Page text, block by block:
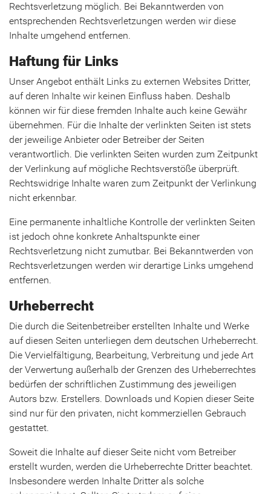
Rechtsverletzung möglich. Bei Bekanntwerden von
entsprechenden Rechtsverletzungen werden wir diese
Inhalte umgehend entfernen.
Haftung für Links
Unser Angebot enthält Links zu externen Websites Dritter,
auf deren Inhalte wir keinen Einfluss haben. Deshalb
können wir für diese fremden Inhalte auch keine Gewähr
übernehmen. Für die Inhalte der verlinkten Seiten ist stets
der jeweilige Anbieter oder Betreiber der Seiten
verantwortlich. Die verlinkten Seiten wurden zum Zeitpunkt
der Verlinkung auf mögliche Rechtsverstöße überprüft.
Rechtswidrige Inhalte waren zum Zeitpunkt der Verlinkung
nicht erkennbar.
Eine permanente inhaltliche Kontrolle der verlinkten Seiten
ist jedoch ohne konkrete Anhaltspunkte einer
Rechtsverletzung nicht zumutbar. Bei Bekanntwerden von
Rechtsverletzungen werden wir derartige Links umgehend
entfernen.
Urheberrecht
Die durch die Seitenbetreiber erstellten Inhalte und Werke
auf diesen Seiten unterliegen dem deutschen Urheberrecht.
Die Vervielfältigung, Bearbeitung, Verbreitung und jede Art
der Verwertung außerhalb der Grenzen des Urheberrechtes
bedürfen der schriftlichen Zustimmung des jeweiligen
Autors bzw. Erstellers. Downloads und Kopien dieser Seite
sind nur für den privaten, nicht kommerziellen Gebrauch
gestattet.
Soweit die Inhalte auf dieser Seite nicht vom Betreiber
erstellt wurden, werden die Urheberrechte Dritter beachtet.
Insbesondere werden Inhalte Dritter als solche